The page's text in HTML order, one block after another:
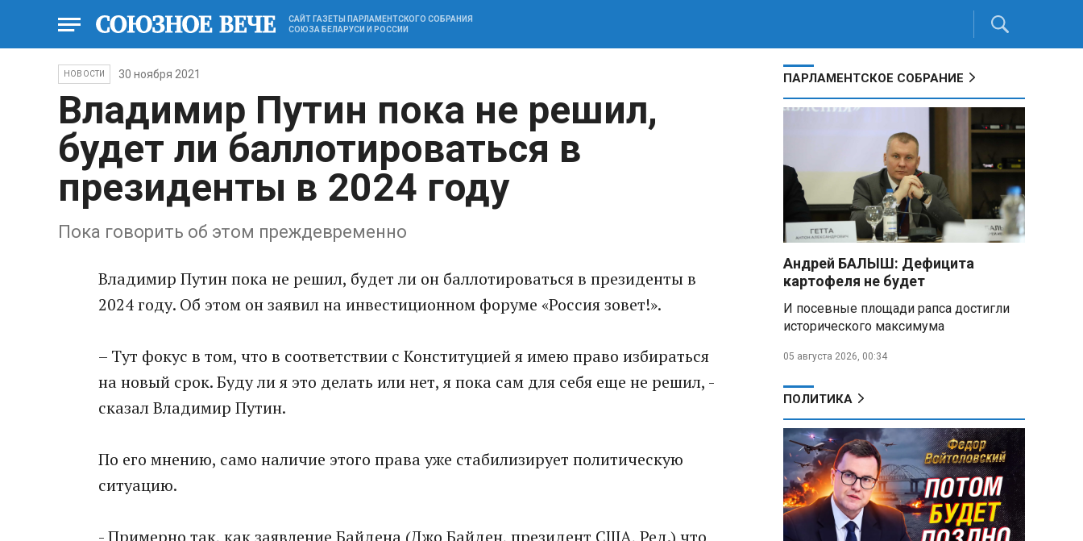
САЙТ ГАЗЕТЫ ПАРЛАМЕНТСКОГО СОБРАНИЯ
СОЮЗА БЕЛАРУСИ И РОССИИ
НОВОСТИ 30 ноября 2021
Владимир Путин пока не решил,
будет ли баллотироваться в
президенты в 2024 году
Пока говорить об этом преждевременно
Владимир Путин пока не решил, будет ли он баллотироваться в президенты в
2024 году. Об этом он заявил на инвестиционном форуме «Россия зовет!».
– Тут фокус в том, что в соответствии с Конституцией я имею право избираться
на новый срок. Буду ли я это делать или нет, я пока сам для себя еще не решил, -
сказал Владимир Путин.
По его мнению, само наличие этого права уже стабилизирует политическую
ситуацию.
- Примерно так, как заявление Байдена (Джо Байден, президент США, Ред.) что
ПАРЛАМЕНТСКОЕ СОБРАНИЕ
Андрей БАЛЫШ: Дефицита
картофеля не будет
И посевные площади рапса достигли
исторического максимума
05 августа 2026, 00:34
ПОЛИТИКА